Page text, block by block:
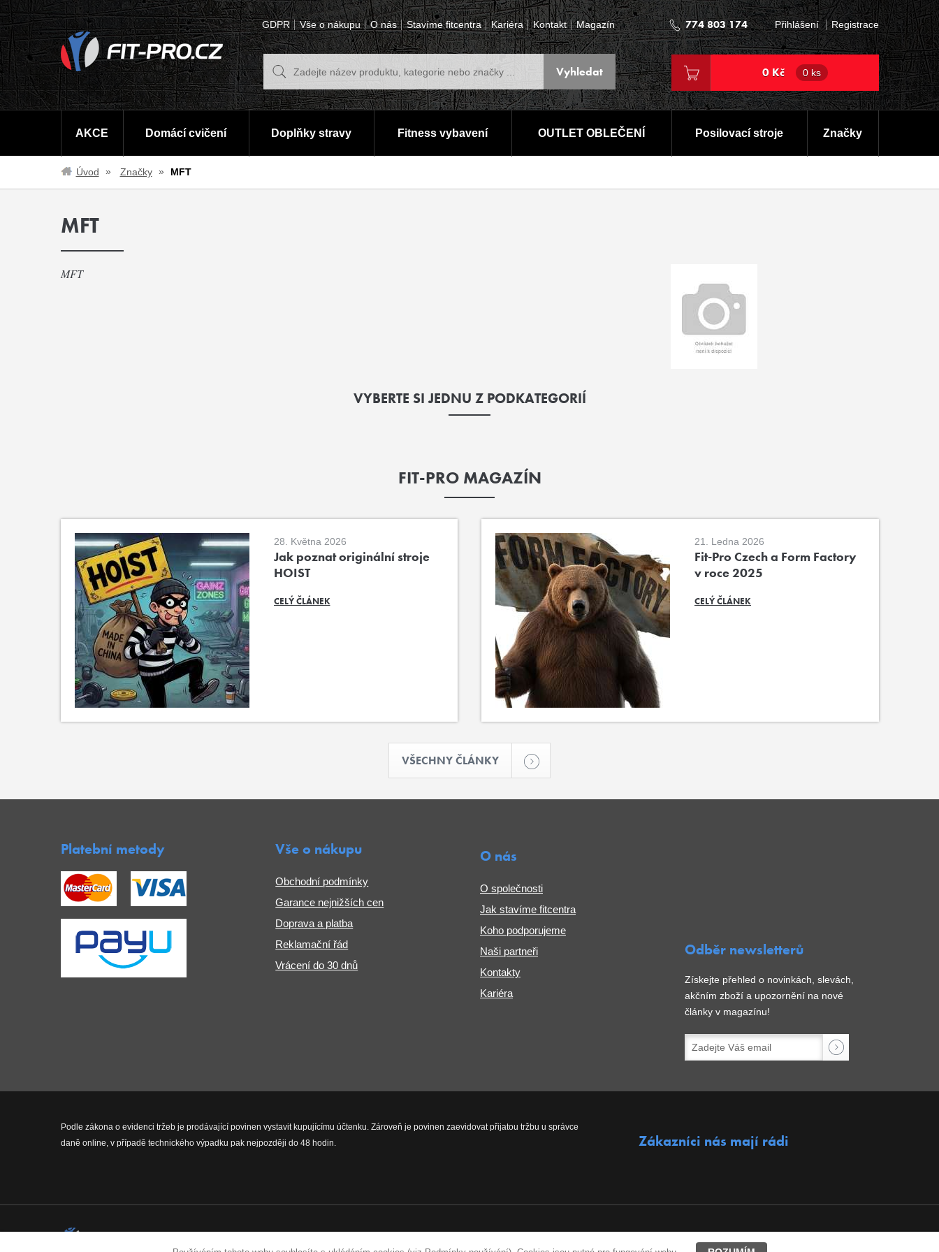
GDPR Vše o nákupu O nás Stavíme fitcentra Kariéra Kontakt Magazín 774 803 174 Přihlášení Registrace
0 Kč 0 ks
AKCE Domácí cvičení Doplňky stravy Fitness vybavení OUTLET OBLEČENÍ Posilovací stroje Značky
Úvod Značky MFT
MFT
MFT
VYBERTE SI JEDNU Z PODKATEGORIÍ
FIT-PRO MAGAZÍN
28. Května 2026
Jak poznat originální stroje
HOIST
CELÝ ČLÁNEK
21. Ledna 2026
Fit-Pro Czech a Form Factory
v roce 2025
CELÝ ČLÁNEK
VŠECHNY ČLÁNKY
Platební metody Vše o nákupu
Obchodní podmínky
Garance nejnižších cen
Doprava a platba
Reklamační řád
Vrácení do 30 dnů
O nás
O společnosti
Jak stavíme fitcentra
Koho podporujeme
Naši partneři
Kontakty
Kariéra
Odběr newsletterů
Získejte přehled o novinkách, slevách,
akčním zboží a upozornění na nové
články v magazínu!
Podle zákona o evidenci tržeb je prodávající povinen vystavit kupujícímu účtenku. Zároveň je povinen zaevidovat přijatou tržbu u správce
daně online, v případě technického výpadku pak nejpozději do 48 hodin.
Zákazníci nás mají rádi